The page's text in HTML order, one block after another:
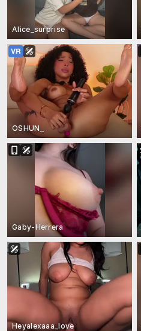
Alice_surprise
OSHUN_
Gaby-Herrera
Heyalexaaa_love